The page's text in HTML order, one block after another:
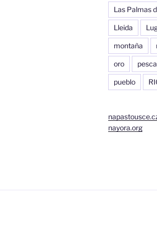
Las Palmas
Lleida
montaña
oro pesca
pueblo
nayora.org